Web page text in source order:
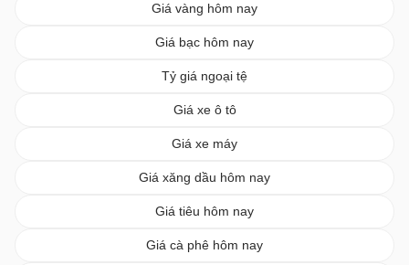
Giá vàng hôm nay
Giá bạc hôm nay
Tỷ giá ngoại tệ
Giá xe ô tô
Giá xe máy
Giá xăng dầu hôm nay
Giá tiêu hôm nay
Giá cà phê hôm nay